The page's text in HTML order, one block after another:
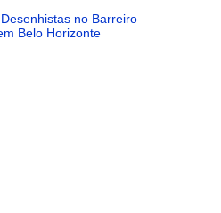
Desenhistas no Barreiro
Belo Horizonte